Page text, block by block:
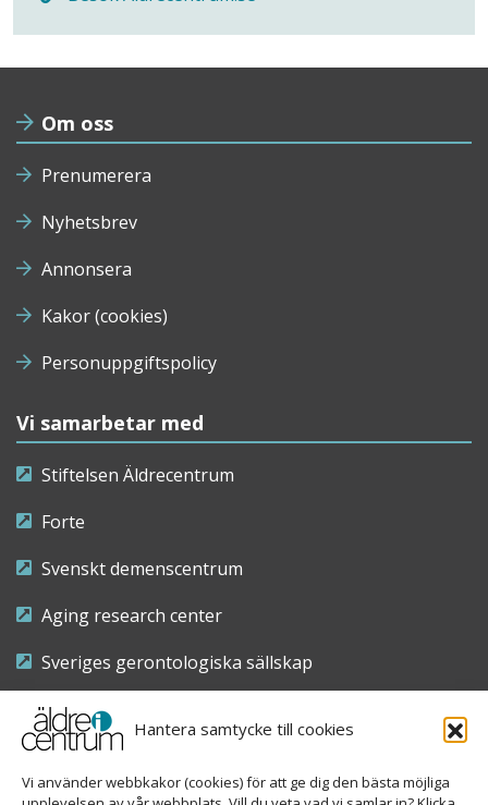
Hantera samtycke till cookies
Vi använder webbkakor (cookies) för att ge dig den bästa möjliga
Om oss
Prenumerera
Nyhetsbrev
Annonsera
Kakor (cookies)
Personuppgiftspolicy
Vi samarbetar med
Stiftelsen Äldrecentrum
Forte
Svenskt demenscentrum
Aging research center
Sveriges gerontologiska sällskap
Riksföreningen för sjuksköterskor inom äldre- och
demensvård
Nationellt kompetenscentrum anhöriga